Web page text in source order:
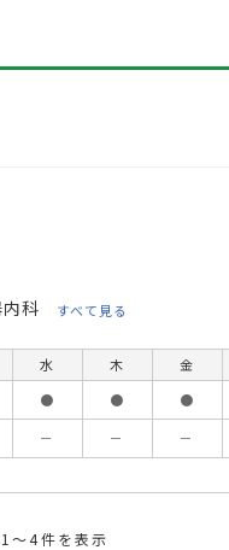
科 すべて見る
水 木 金
● ● ●
－ － －
～4件を表示